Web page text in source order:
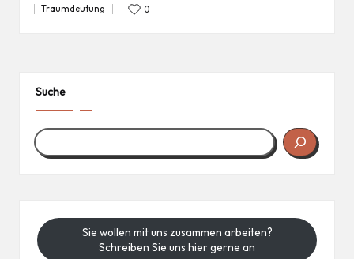
Posted
Traumdeutung 0
Suche
Sie wollen mit uns zusammen arbeiten?
Schreiben Sie uns hier gerne an